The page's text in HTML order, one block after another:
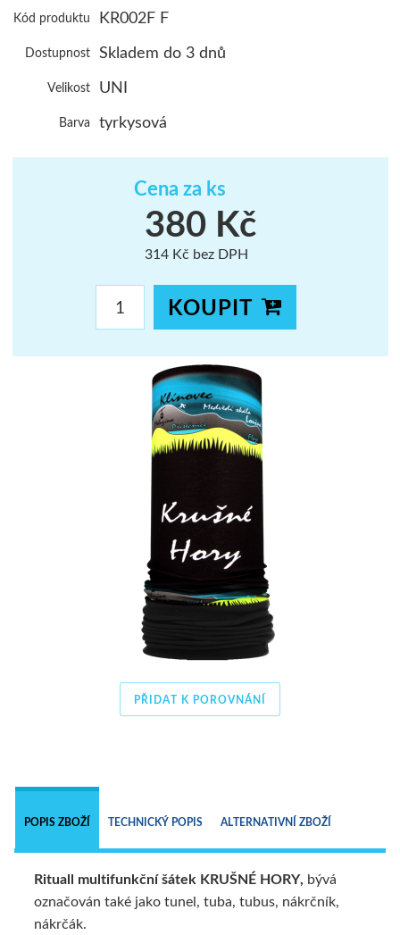
Kód produktu KR002F F
Dostupnost Skladem do 3 dnů
Velikost UNI
Barva tyrkysová
Cena za ks
380 Kč
314 Kč bez DPH
KOUPIT
PŘIDAT K POROVNÁNÍ
POPIS ZBOŽÍ TECHNICKÝ POPIS ALTERNATIVNÍ ZBOŽÍ
Rituall multifunkční šátek KRUŠNÉ HORY, bývá
označován také jako tunel, tuba, tubus, nákrčník,
nákrčák.